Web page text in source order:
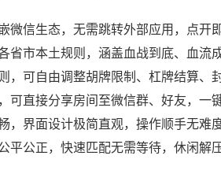
微信生态，无需跳转外部应用，点开
省市本土规则，涵盖血战到底、血流
，可自由调整胡牌限制、杠牌结算、
可直接分享房间至微信群、好友，一
，界面设计极简直观，操作顺手无难
平公正，快速匹配无需等待，休闲解